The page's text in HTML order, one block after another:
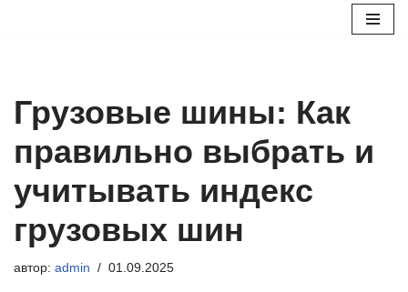
Грузовые шины: Как
правильно выбрать и
учитывать индекс
грузовых шин
автор: admin 01.09.2025